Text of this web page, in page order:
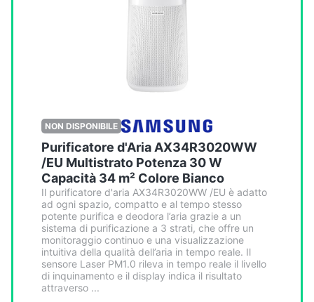
NON DISPONIBILE
Purificatore d'Aria AX34R3020WW
/EU Multistrato Potenza 30 W
Capacità 34 m² Colore Bianco
Il purificatore d'aria AX34R3020WW /EU è adatto
ad ogni spazio, compatto e al tempo stesso
potente purifica e deodora l’aria grazie a un
sistema di purificazione a 3 strati, che offre un
monitoraggio continuo e una visualizzazione
intuitiva della qualità dell’aria in tempo reale. Il
sensore Laser PM1.0 rileva in tempo reale il livello
di inquinamento e il display indica il risultato
attraverso ...